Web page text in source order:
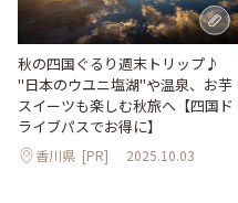
秋の四国ぐるり週末トリップ♪
"日本のウユニ塩湖"や温泉、お芋
スイーツも楽しむ秋旅へ【四国ド
ライブパスでお得に】
香川県 [PR] 2025.10.03